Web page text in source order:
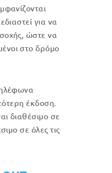
για να
ώστε να
στο δρόμο
έκδοση.
διαθέσιμο σε
σε όλες τις